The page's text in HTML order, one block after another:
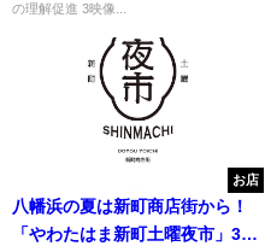
の理解促進 3映像...
お店
八幡浜の夏は新町商店街から！
「やわたはま新町土曜夜市」3週